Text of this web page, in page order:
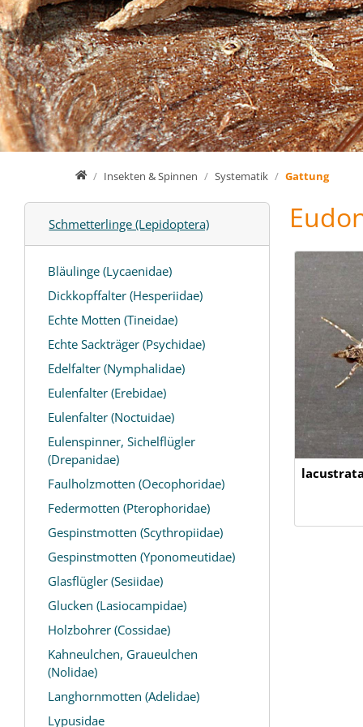
HomeInsekten & Spinnen Systematik Gattung
Schmetterlinge (Lepidoptera)
Bläulinge (Lycaenidae)
Dickkopffalter (Hesperiidae)
Echte Motten (Tineidae)
Echte Sackträger (Psychidae)
Edelfalter (Nymphalidae)
Eulenfalter (Erebidae)
Eulenfalter (Noctuidae)
Eulenspinner, Sichelflügler
(Drepanidae)
Faulholzmotten (Oecophoridae)
Federmotten (Pterophoridae)
Gespinstmotten (Scythropiidae)
Gespinstmotten (Yponomeutidae)
Glasflügler (Sesiidae)
Glucken (Lasiocampidae)
Holzbohrer (Cossidae)
Kahneulchen, Graueulchen
(Nolidae)
Langhornmotten (Adelidae)
Lypusidae